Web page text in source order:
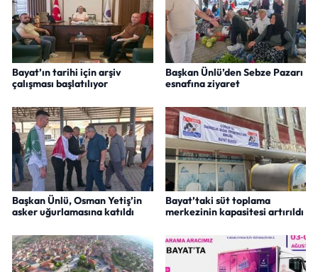
Bayat’ın tarihi için arşiv
çalışması başlatılıyor
Başkan Ünlü’den Sebze Pazarı
esnafına ziyaret
Başkan Ünlü, Osman Yetiş’in
asker uğurlamasına katıldı
Bayat’taki süt toplama
merkezinin kapasitesi artırıldı